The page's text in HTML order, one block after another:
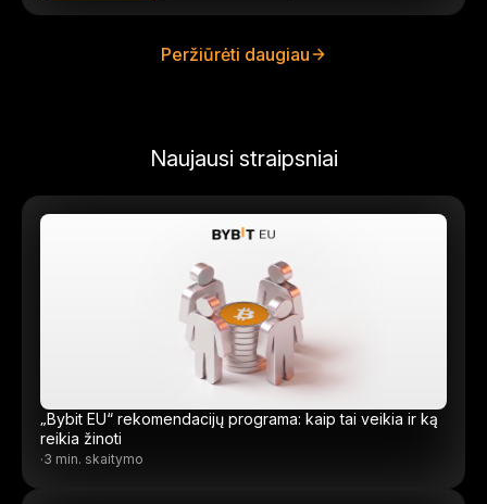
Peržiūrėti daugiau
Naujausi straipsniai
„Bybit EU“ rekomendacijų programa: kaip tai veikia ir ką
reikia žinoti
·3 min. skaitymo